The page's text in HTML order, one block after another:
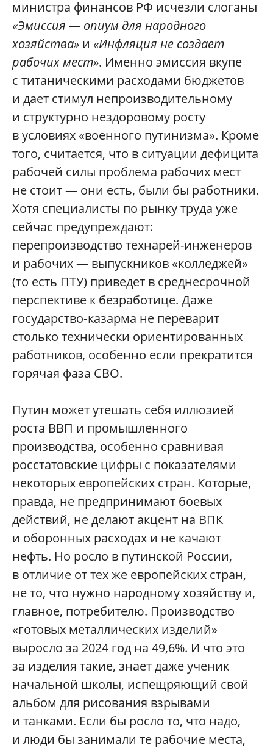
министра финансов РФ исчезли слоганы
«Эмиссия — опиум для народного
хозяйства» и «Инфляция не создает
рабочих мест». Именно эмиссия вкупе
с титаническими расходами бюджетов
и дает стимул непроизводительному
и структурно нездоровому росту
в условиях «военного путинизма». Кроме
того, считается, что в ситуации дефицита
рабочей силы проблема рабочих мест
не стоит — они есть, были бы работники.
Хотя специалисты по рынку труда уже
сейчас предупреждают:
перепроизводство технарей-инженеров
и рабочих — выпускников «колледжей»
(то есть ПТУ) приведет в среднесрочной
перспективе к безработице. Даже
государство‑казарма не переварит
столько технически ориентированных
работников, особенно если прекратится
горячая фаза СВО.
Путин может утешать себя иллюзией
роста ВВП и промышленного
производства, особенно сравнивая
росстатовские цифры с показателями
некоторых европейских стран. Которые,
правда, не предпринимают боевых
действий, не делают акцент на ВПК
и оборонных расходах и не качают
нефть. Но росло в путинской России,
в отличие от тех же европейских стран,
не то, что нужно народному хозяйству и,
главное, потребителю. Производство
«готовых металлических изделий»
выросло за 2024 год на 49,6%. И что это
за изделия такие, знает даже ученик
начальной школы, испещряющий свой
альбом для рисования взрывами
и танками. Если бы росло то, что надо,
и люди бы занимали те рабочие места,